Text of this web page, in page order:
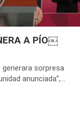
A PÍO￼
generara sorpresa
anunciada”,…